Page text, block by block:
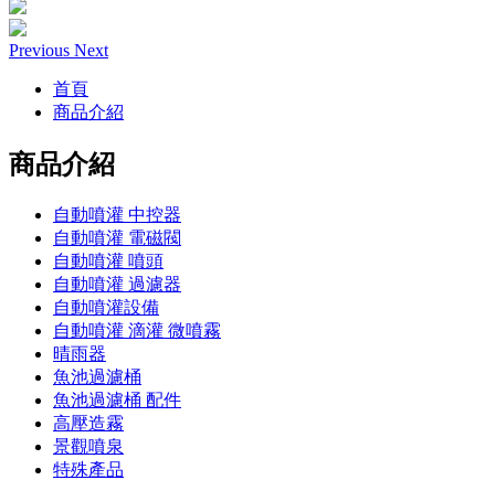
Previous Next
首頁
商品介紹
商品介紹
自動噴灌 中控器
自動噴灌 電磁閥
自動噴灌 噴頭
自動噴灌 過濾器
自動噴灌設備
自動噴灌 滴灌 微噴霧
晴雨器
魚池過濾桶
魚池過濾桶 配件
高壓造霧
景觀噴泉
特殊產品